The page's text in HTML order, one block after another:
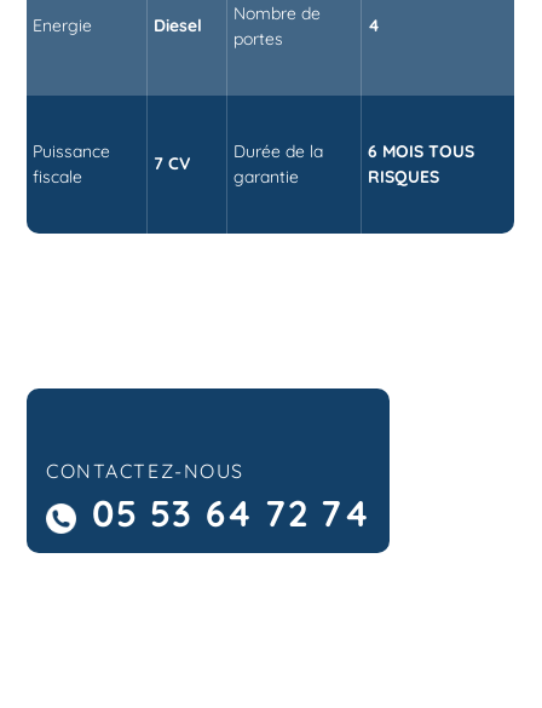
Energie Diesel
Nombre de
portes
4
Puissance
fiscale
7 CV
Durée de la
garantie
6 MOIS TOUS
RISQUES
CONTACTEZ-NOUS
05 53 64 72 74